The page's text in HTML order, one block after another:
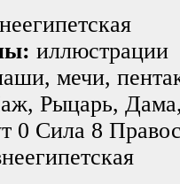
иллюстрации
мечи,
Рыцарь,
Сила 8